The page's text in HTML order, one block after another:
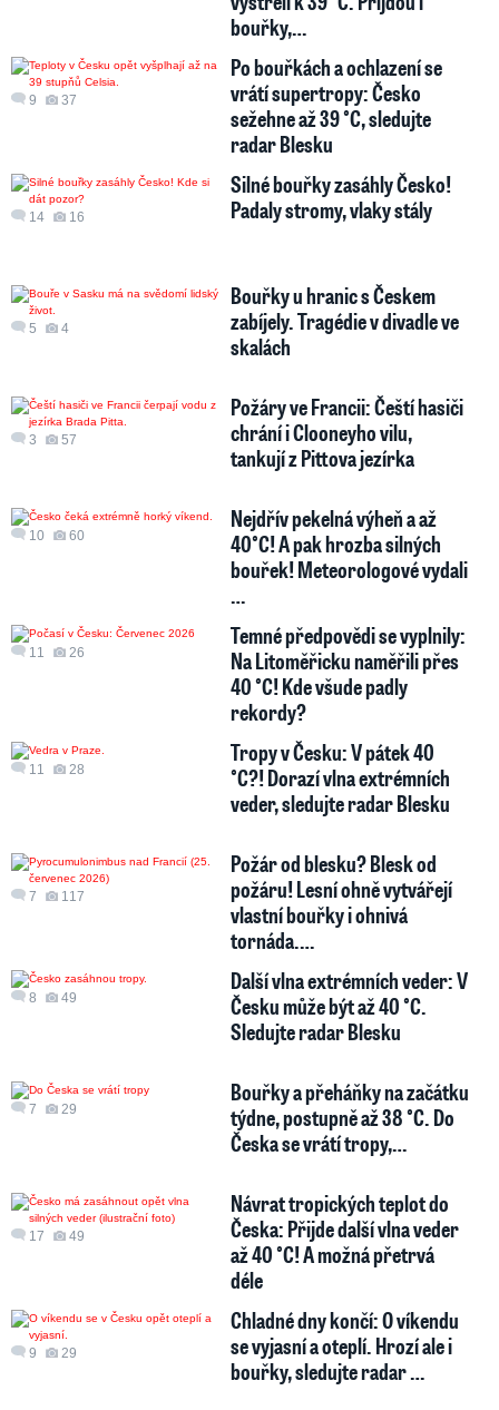
bouřky,…
9 37
Po bouřkách a ochlazení se
vrátí supertropy: Česko
sežehne až 39 °C, sledujte
radar Blesku
14 16
Silné bouřky zasáhly Česko!
Padaly stromy, vlaky stály
5 4
Bouřky u hranic s Českem
zabíjely. Tragédie v divadle ve
skalách
3 57
Požáry ve Francii: Čeští hasiči
chrání i Clooneyho vilu,
tankují z Pittova jezírka
10 60
Nejdřív pekelná výheň a až
40°C! A pak hrozba silných
bouřek! Meteorologové vydali
…
11 26
Temné předpovědi se vyplnily:
Na Litoměřicku naměřili přes
40 °C! Kde všude padly
rekordy?
11 28
Tropy v Česku: V pátek 40
°C?! Dorazí vlna extrémních
veder, sledujte radar Blesku
7 117
Požár od blesku? Blesk od
požáru! Lesní ohně vytvářejí
vlastní bouřky i ohnivá
tornáda.…
8 49
Další vlna extrémních veder: V
Česku může být až 40 °C.
Sledujte radar Blesku
7 29
Bouřky a přeháňky na začátku
týdne, postupně až 38 °C. Do
Česka se vrátí tropy,…
17 49
Návrat tropických teplot do
Česka: Přijde další vlna veder
až 40 °C! A možná přetrvá
déle
9 29
Chladné dny končí: O víkendu
se vyjasní a oteplí. Hrozí ale i
bouřky, sledujte radar …